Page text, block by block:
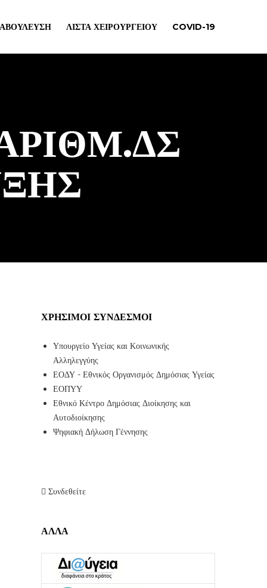
ΛΊΣΤΑ ΧΕΙΡΟΥΡΓΕΊΟΥ COVID-19
ΧΡΉΣΙΜΟΙ ΣΎΝΔΕΣΜΟΙ
Υπουργείο Υγείας και Κοινωνικής
Αλληλεγγύης
ΕΟΔΥ - Εθνικός Οργανισμός Δημόσιας Υγείας
ΕΟΠΥΥ
Εθνικό Κέντρο Δημόσιας Διοίκησης και
Αυτοδιοίκησης
Ψηφιακή Δήλωση Γέννησης
Συνδεθείτε
ΑΛΛΑ